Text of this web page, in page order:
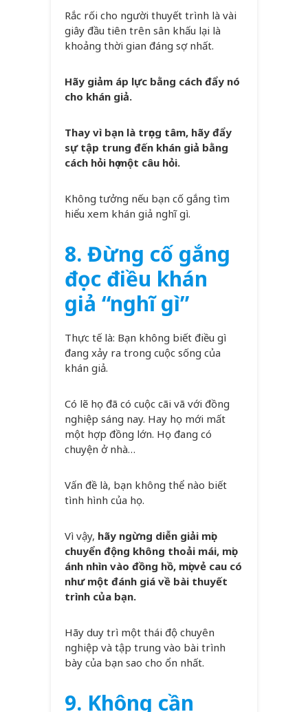
Rắc rối cho người thuyết trình là vài
giây đầu tiên trên sân khấu lại là
khoảng thời gian đáng sợ nhất.
Hãy giảm áp lực bằng cách đẩy nó
cho khán giả.
Thay vì bạn là trọng tâm, hãy đẩy
sự tập trung đến khán giả bằng
cách hỏi họ một câu hỏi.
Không tưởng nếu bạn cố gắng tìm
hiểu xem khán giả nghĩ gì.
8. Đừng cố gắng
đọc điều khán
giả “nghĩ gì”
Thực tế là: Bạn không biết điều gì
đang xảy ra trong cuộc sống của
khán giả.
Có lẽ họ đã có cuộc cãi vã với đồng
nghiệp sáng nay. Hay họ mới mất
một hợp đồng lớn. Họ đang có
chuyện ở nhà…
Vấn đề là, bạn không thể nào biết
tình hình của họ.
Vì vậy, hãy ngừng diễn giải mọi
chuyển động không thoải mái, mọi
ánh nhìn vào đồng hồ, mọi vẻ cau có
như một đánh giá về bài thuyết
trình của bạn.
Hãy duy trì một thái độ chuyên
nghiệp và tập trung vào bài trình
bày của bạn sao cho ổn nhất.
9. Không cần